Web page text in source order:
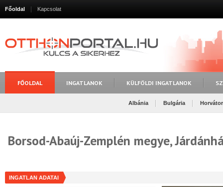
Főoldal Kapcsolat
FŐOLDAL INGATLANOK KÜLFÖLDI INGATLANOK
Albánia Bulgária
Borsod-Abaúj-Zemplén megye,
INGATLAN ADATAI